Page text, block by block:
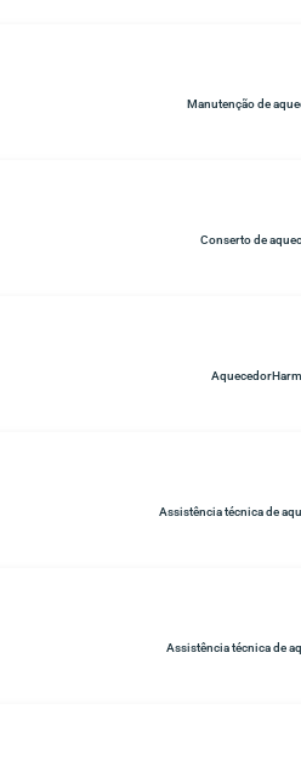
Manutenção de
Conserto de
Assistência técnica de
Assistência técnica de